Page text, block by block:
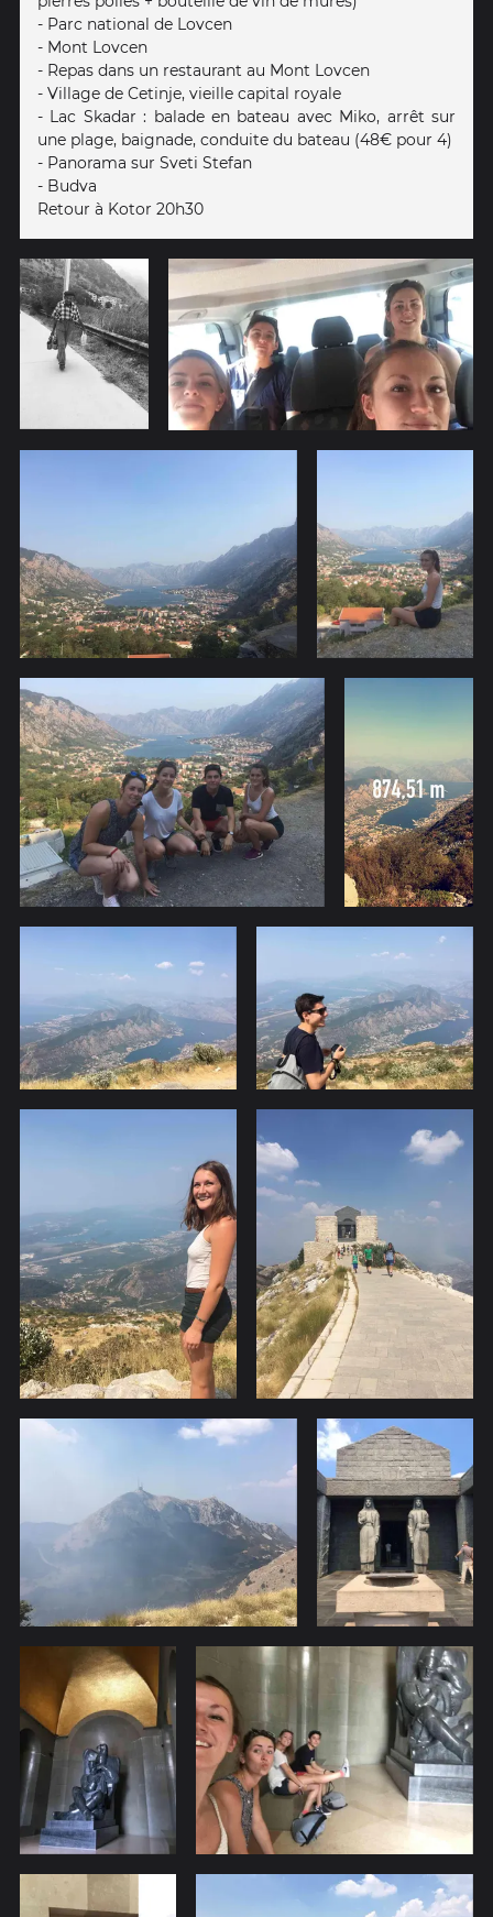
- Parc national de Lovcen
- Mont Lovcen
- Repas dans un restaurant au Mont Lovcen
- Village de Cetinje, vieille capital royale
- Lac Skadar : balade en bateau avec Miko, arrêt sur
une plage, baignade, conduite du bateau (48€ pour 4)
- Panorama sur Sveti Stefan
- Budva
Retour à Kotor 20h30